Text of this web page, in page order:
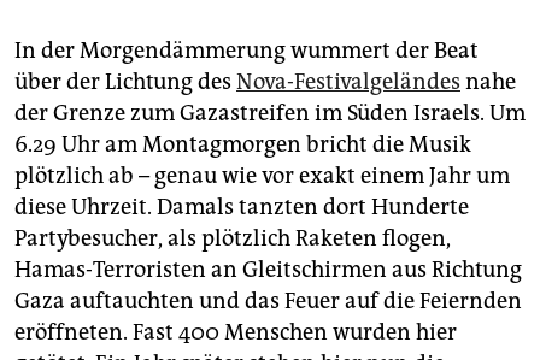
abo
genossenschaft
epaper login
In der Morgendämmerung wummert der Beat
über der Lichtung des Nova-Festivalgeländes nahe
der Grenze zum Gazastreifen im Süden Israels. Um
6.29 Uhr am Montagmorgen bricht die Musik
plötzlich ab – genau wie vor exakt einem Jahr um
diese Uhrzeit. Damals tanzten dort Hunderte
Partybesucher, als plötzlich Raketen flogen,
Hamas-Terroristen an Gleitschirmen aus Richtung
Gaza auftauchten und das Feuer auf die Feiernden
eröffneten. Fast 400 Menschen wurden hier